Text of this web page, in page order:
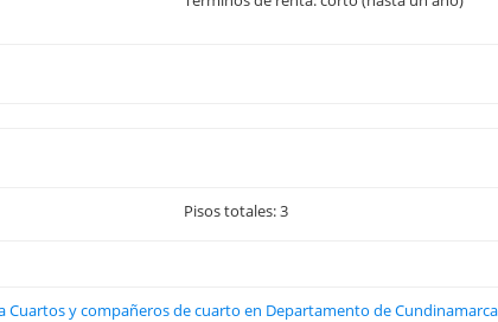
Pisos totales: 3
Cuartos y compañeros de cuarto en Departamento de Cundinamarca